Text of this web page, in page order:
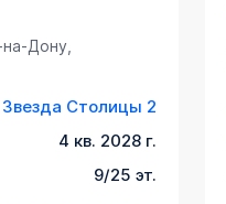
Дону,
Звезда Столицы 2
4 кв. 2028 г.
9/25 эт.